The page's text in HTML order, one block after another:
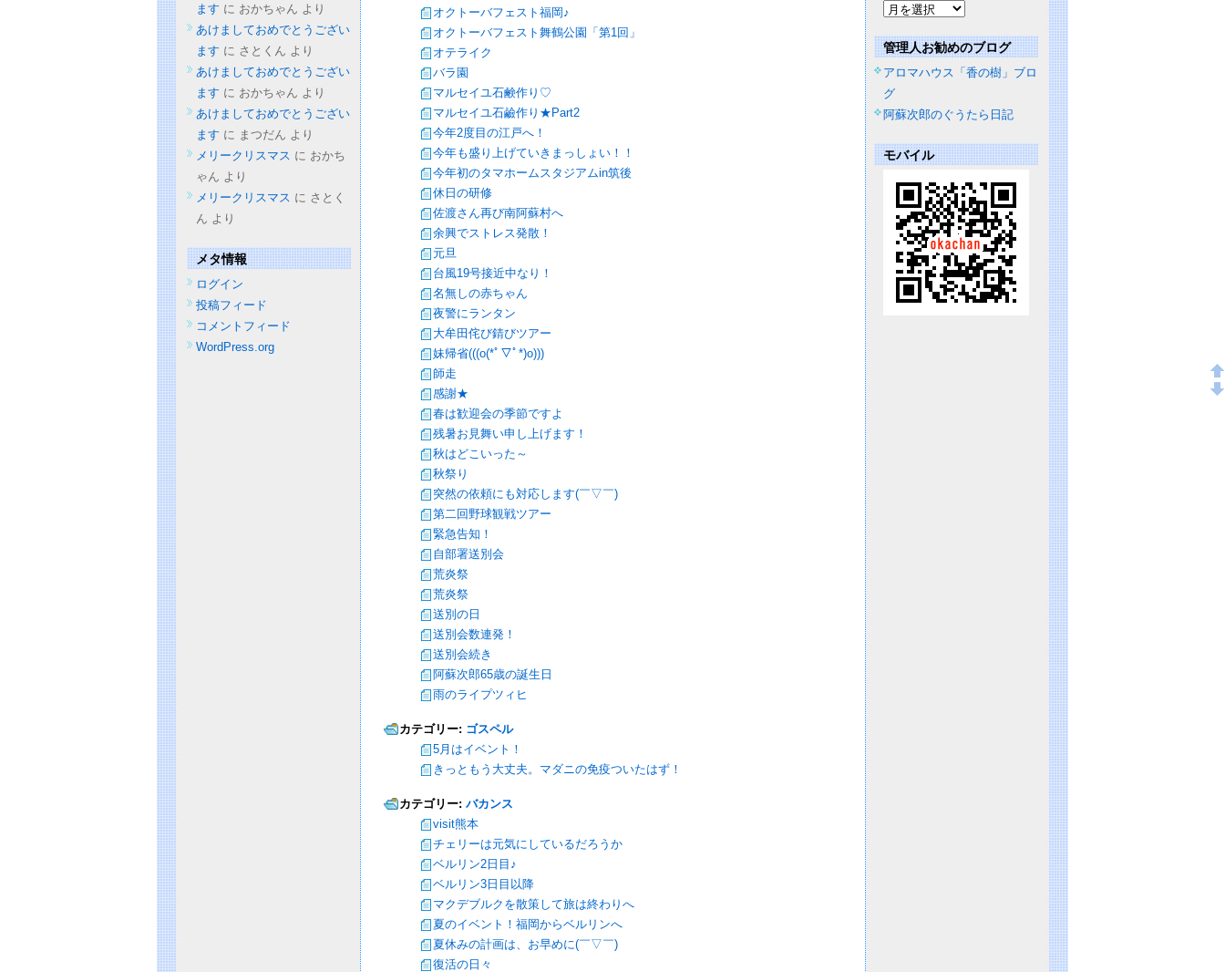
オクトーバフェスト福岡♪
オクトーバフェスト舞鶴公園「第1回」
オテライク
バラ園
マルセイユ石鹸作り♡
マルセイユ石鹼作り★Part2
今年2度目の江戸へ！
今年も盛り上げていきまっしょい！！
今年初のタマホームスタジアムin筑後
休日の研修
佐渡さん再び南阿蘇村へ
余興でストレス発散！
元旦
台風19号接近中なり！
名無しの赤ちゃん
夜警にランタン
大牟田侘び錆びツアー
妹帰省(((o(*ﾟ▽ﾟ*)o)))
師走
感謝★
春は歓迎会の季節ですよ
残暑お見舞い申し上げます！
秋はどこいった～
秋祭り
突然の依頼にも対応します(￣▽￣)
第二回野球観戦ツアー
緊急告知！
自部署送別会
荒炎祭
荒炎祭
送別の日
送別会数連発！
送別会続き
阿蘇次郎65歳の誕生日
雨のライプツィヒ
カテゴリー: ゴスペル
5月はイベント！
きっともう大丈夫。マダニの免疫ついたはず！
カテゴリー: バカンス
visit熊本
チェリーは元気にしているだろうか
ベルリン2日目♪
ベルリン3日目以降
マクデブルクを散策して旅は終わりへ
夏のイベント！福岡からベルリンへ
夏休みの計画は、お早めに(￣▽￣)
復活の日々
ます に おかちゃん より
あけましておめでとうござい
ます に さとくん より
あけましておめでとうござい
ます に おかちゃん より
あけましておめでとうござい
ます に まつだん より
メリークリスマス に おかち
ゃん より
メリークリスマス に さとく
ん より
メタ情報
ログイン
投稿フィード
コメントフィード
WordPress.org
管理人お勧めのブログ
アロマハウス「香の樹」ブロ
グ
阿蘇次郎のぐうたら日記
モバイル